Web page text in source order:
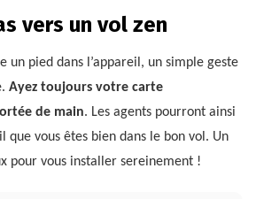
vers un vol zen
un pied dans l’appareil, un simple geste
Ayez toujours votre carte
de main. Les agents pourront ainsi
vous êtes bien dans le bon vol. Un
pour vous installer sereinement !